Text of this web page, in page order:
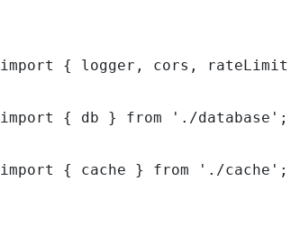
import { logger, cors,
import { db } from './database';
import { cache } from './cache';